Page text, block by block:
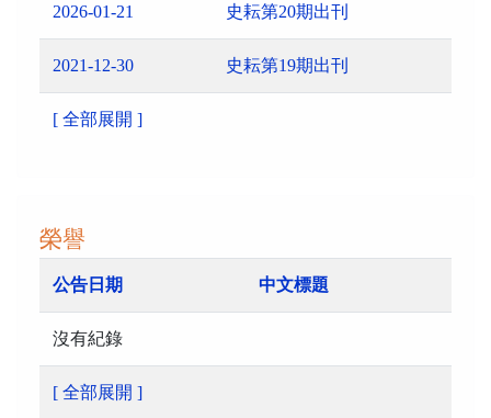
2026-01-21 史耘第20期出刊
2021-12-30 史耘第19期出刊
[ 全部展開 ]
榮譽
公告日期 中文標題
沒有紀錄
[ 全部展開 ]